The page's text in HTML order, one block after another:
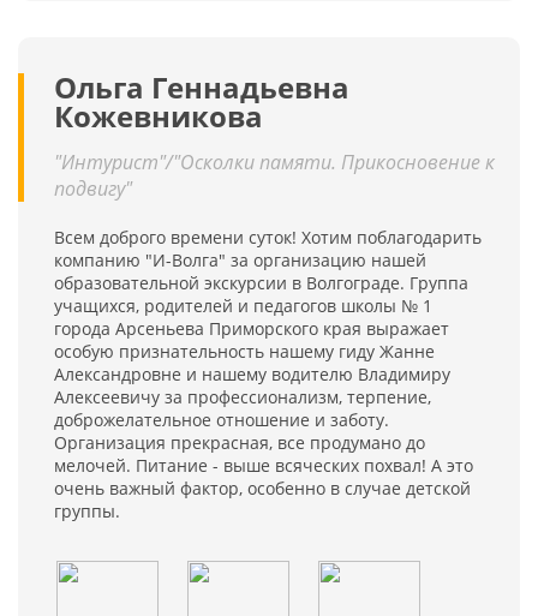
Ольга Геннадьевна
Кожевникова
"Интурист"/"Осколки памяти. Прикосновение к
подвигу"
Всем доброго времени суток! Хотим поблагодарить
компанию "И-Волга" за организацию нашей
образовательной экскурсии в Волгограде. Группа
учащихся, родителей и педагогов школы № 1
города Арсеньева Приморского края выражает
особую признательность нашему гиду Жанне
Александровне и нашему водителю Владимиру
Алексеевичу за профессионализм, терпение,
доброжелательное отношение и заботу.
Организация прекрасная, все продумано до
мелочей. Питание - выше всяческих похвал! А это
очень важный фактор, особенно в случае детской
группы.